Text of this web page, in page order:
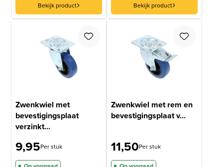
Bekijk product Bekijk product
Zwenkwiel met
bevestigingsplaat
verzinkt...
9,95Per stuk
Zwenkwiel met rem en
bevestigingsplaat v...
11,50Per stuk